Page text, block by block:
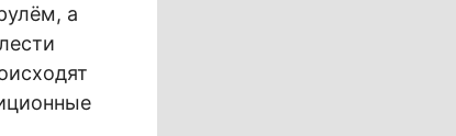
а